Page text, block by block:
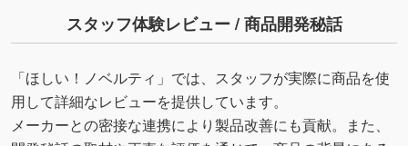
スタッフ体験レビュー / 商品開発秘話
「ほしい！ノベルティ」では、スタッフが実際に商品を使
用して詳細なレビューを提供しています。
メーカーとの密接な連携により製品改善にも貢献。また、